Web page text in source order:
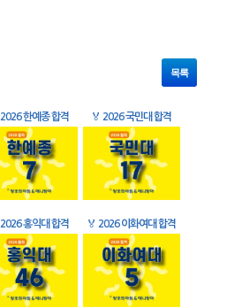
목록
2026 한예종 합격 🏅 2026 국민대 합격
2026 홍익대 합격 🏅 2026 이화여대 합격